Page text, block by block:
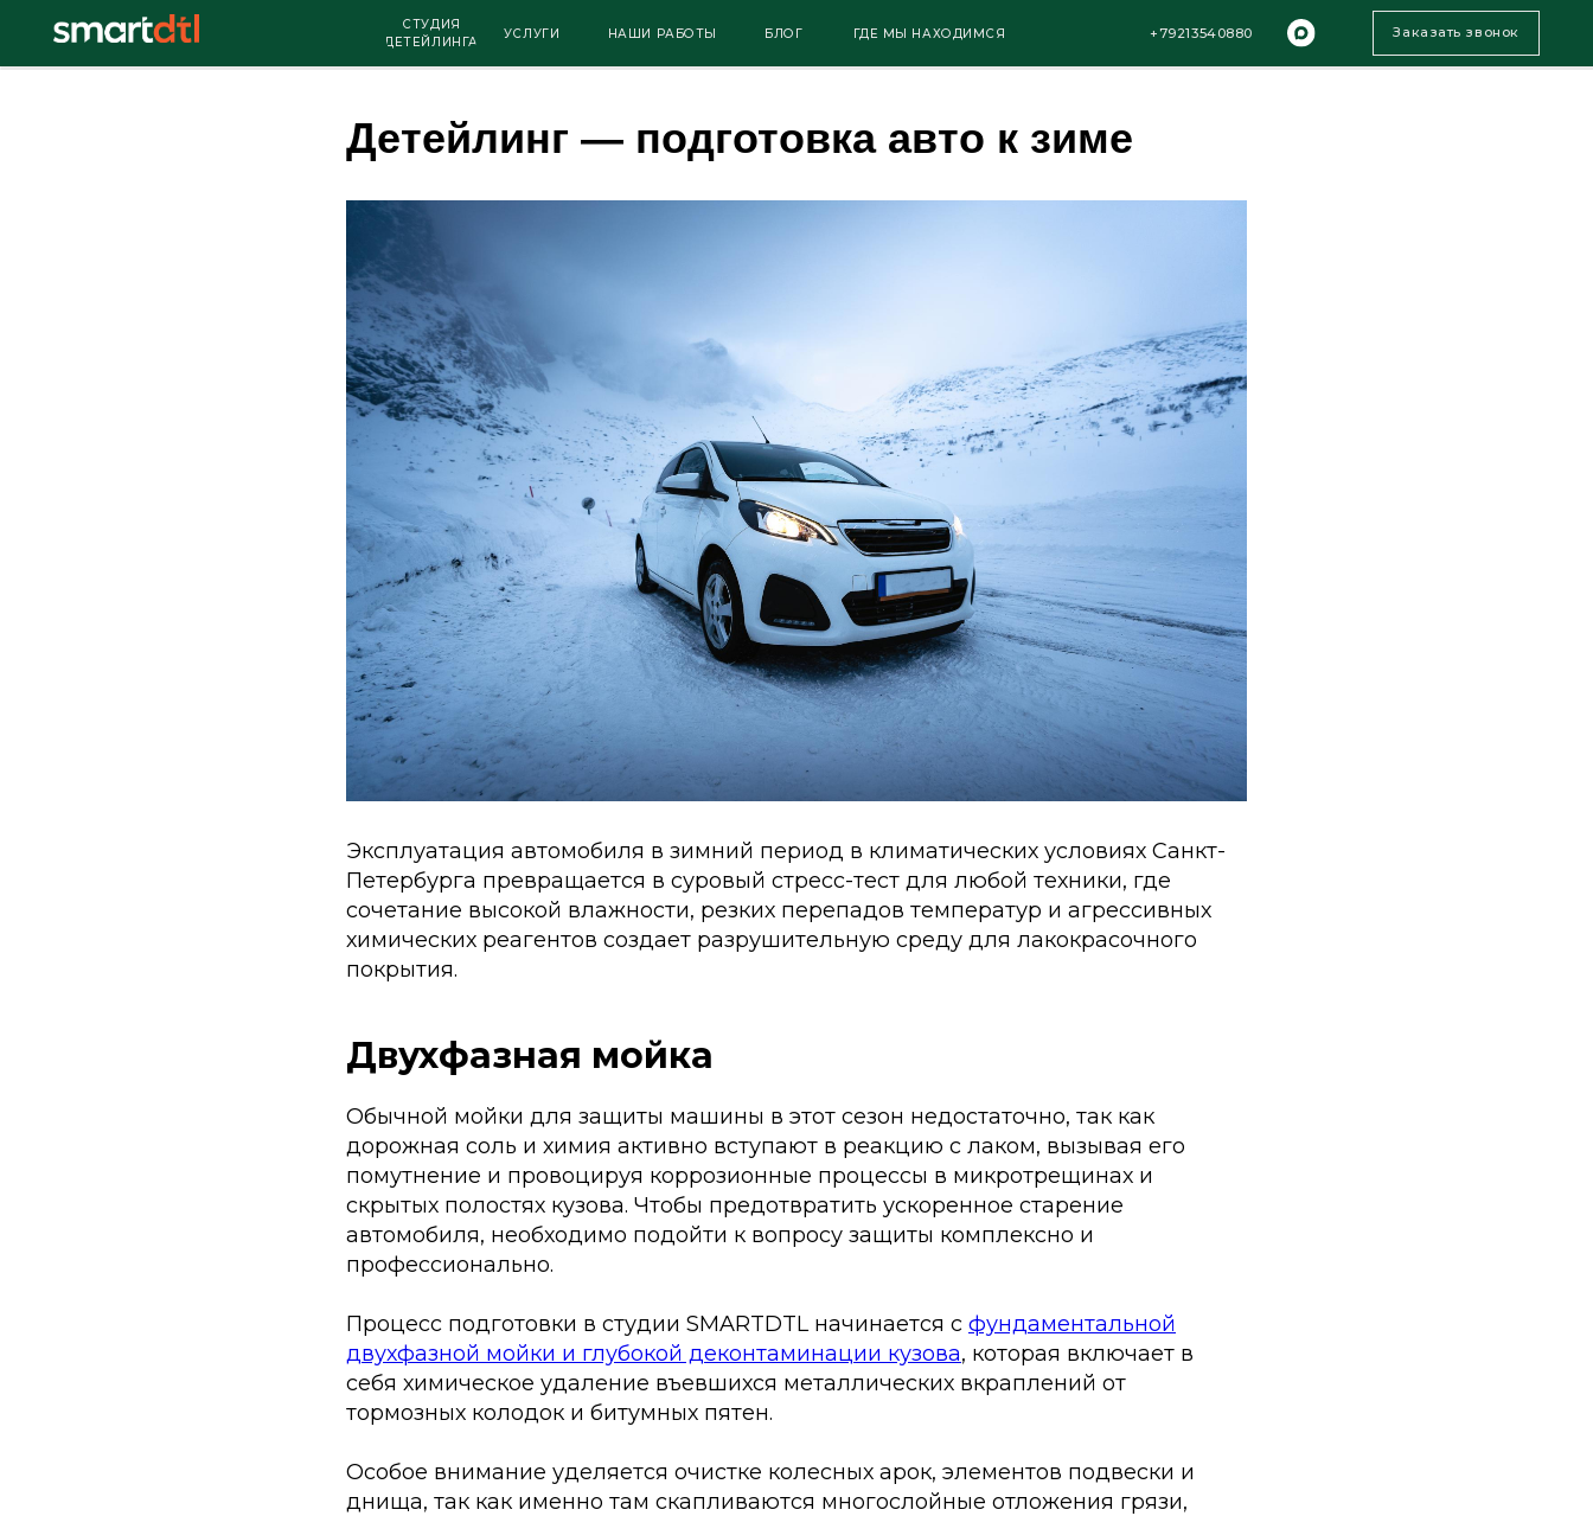
Заказать звонок
ГДЕ МЫ НАХОДИМСЯ
БЛОГ
НАШИ РАБОТЫ
УСЛУГИ
СТУДИЯ
ДЕТЕЙЛИНГА
Детейлинг — подготовка авто к зиме
Эксплуатация автомобиля в зимний период в климатических условиях Санкт-
Петербурга превращается в суровый стресс-тест для любой техники, где
сочетание высокой влажности, резких перепадов температур и агрессивных
химических реагентов создает разрушительную среду для лакокрасочного
покрытия.
Двухфазная мойка
Обычной мойки для защиты машины в этот сезон недостаточно, так как
дорожная соль и химия активно вступают в реакцию с лаком, вызывая его
помутнение и провоцируя коррозионные процессы в микротрещинах и
скрытых полостях кузова. Чтобы предотвратить ускоренное старение
автомобиля, необходимо подойти к вопросу защиты комплексно и
профессионально.
Процесс подготовки в студии SMARTDTL начинается с фундаментальной
двухфазной мойки и глубокой деконтаминации кузова, которая включает в
себя химическое удаление въевшихся металлических вкраплений от
тормозных колодок и битумных пятен.
Особое внимание уделяется очистке колесных арок, элементов подвески и
днища, так как именно там скапливаются многослойные отложения грязи,